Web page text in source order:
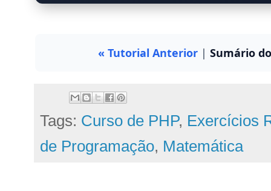
« Tutorial Anterior| Sumário
Tags: Curso de PHP, Exercícios
de Programação, Matemática